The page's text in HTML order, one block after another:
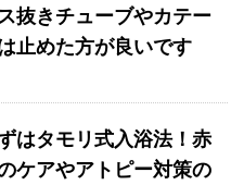
抜きチューブやカテー
止めた方が良いです
はタモリ式入浴法！赤
ケアやアトピー対策の